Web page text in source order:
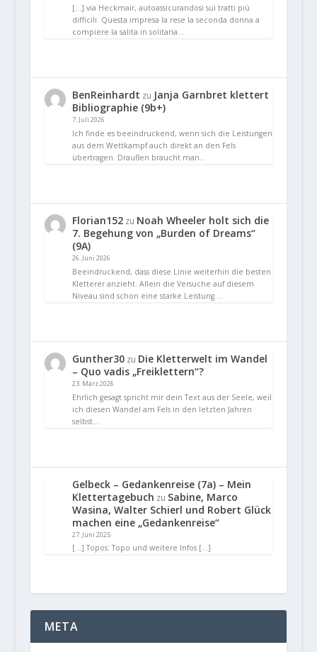
[…] via Heckmair, autoassicurandosi sui tratti più
difficili. Questa impresa la rese la seconda donna a
compiere la salita in solitaria…
BenReinhardt zu Janja Garnbret klettert
Bibliographie (9b+)
7. Juli 2026
Ich finde es beeindruckend, wenn sich die Leistungen
aus dem Wettkampf auch direkt an den Fels
übertragen. Draußen braucht man…
Florian152zu Noah Wheeler holt sich die
7. Begehung von „Burden of Dreams“
(9A)
26. Juni 2026
Beeindruckend, dass diese Linie weiterhin die besten
Kletterer anzieht. Allein die Versuche auf diesem
Niveau sind schon eine starke Leistung.…
Gunther30zu Die Kletterwelt im Wandel
– Quo vadis „Freiklettern“?
23. März 2026
Ehrlich gesagt spricht mir dein Text aus der Seele, weil
ich diesen Wandel am Fels in den letzten Jahren
selbst…
Gelbeck – Gedankenreise (7a) – Mein
Klettertagebuch zu Sabine, Marco
Wasina, Walter Schierl und Robert Glück
machen eine „Gedankenreise“
27. Juni 2025
[…] Topos: Topo und weitere Infos […]
META